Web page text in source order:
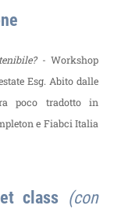
- Workshop
Esg. Abito dalle
poco tradotto in
e Fiabci Italia
class (con